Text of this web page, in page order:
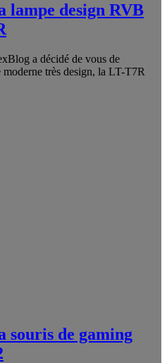
lampe design RVB
a décidé de vous de
moderne très design, la LT-T7R
souris de gaming